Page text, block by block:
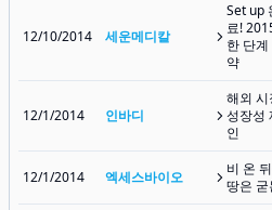
12/10/2014 세운메디칼
Set up
료!
한 단계
약
12/1/2014 인바디
해외 시
성장성
인
12/1/2014 엑세스바이오
비 온
땅은